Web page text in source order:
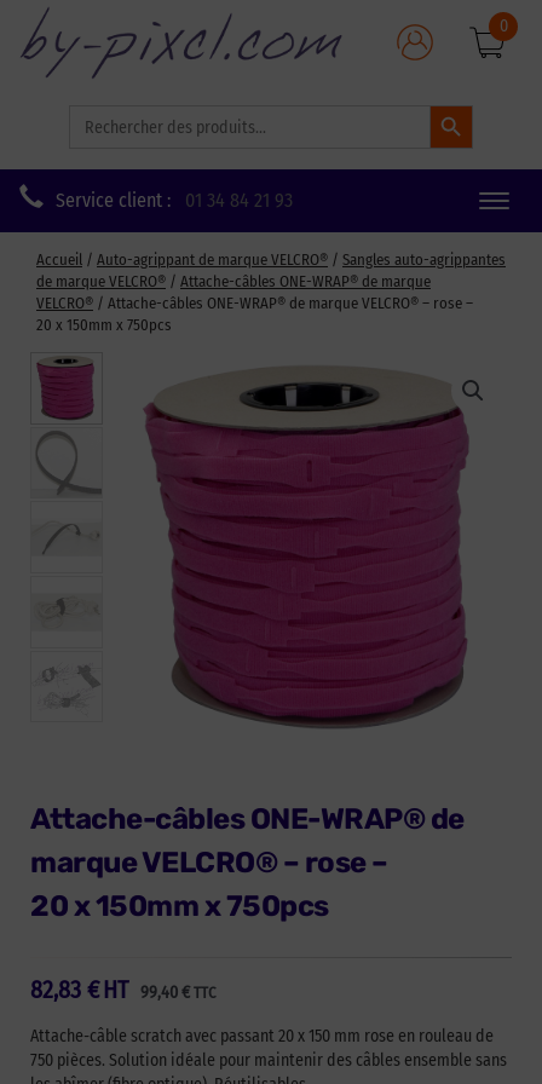
for:
Search Button
0
Service client : 01 34 84 21 93
Toggle
Accueil / Auto-agrippant de marque VELCRO® / Sangles auto-agrippantes
de marque VELCRO® / Attache-câbles ONE-WRAP® de marque
VELCRO® / Attache-câbles ONE-WRAP® de marque VELCRO® – rose –
20 x 150mm x 750pcs
Attache-câbles ONE-WRAP® de
marque VELCRO® – rose –
20 x 150mm x 750pcs
82,83 € 99,40€ TTC
HT
Attache-câble scratch avec passant 20 x 150 mm rose en rouleau de
750 pièces. Solution idéale pour maintenir des câbles ensemble sans